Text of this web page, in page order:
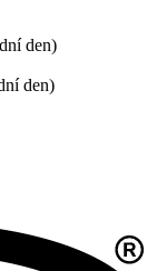
den)
den)